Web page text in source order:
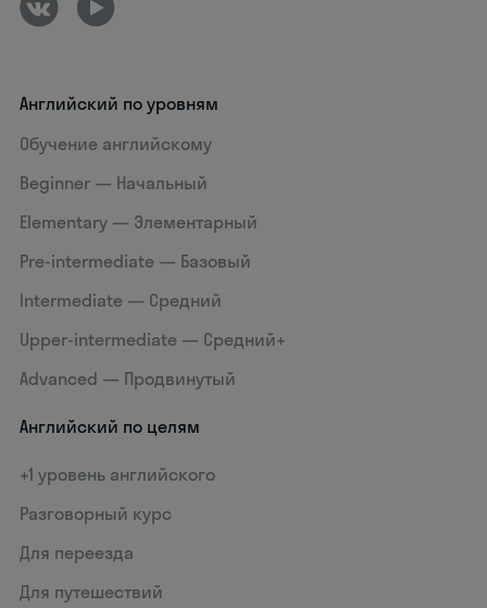
Английский по уровням
Обучение английскому
Beginner — Начальный
Elementary — Элементарный
Pre-intermediate — Базовый
Intermediate — Средний
Upper-intermediate — Средний+
Advanced — Продвинутый
Английский по целям
+1 уровень английского
Разговорный курс
Для переезда
Для путешествий